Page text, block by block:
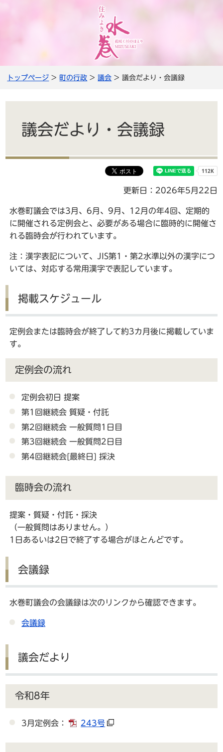
トップページ > 町の行政 >議会 > 議会だより・会議録
議会だより・会議録
更新日：2026年5月22日
水巻町議会では3月、6月、9月、12月の年4回、定期的
に開催される定例会と、必要がある場合に臨時的に開催さ
れる臨時会が行われています。
注：漢字表記について、JIS第1・第2水準以外の漢字につ
いては、対応する常用漢字で表記しています。
掲載スケジュール
定例会または臨時会が終了して約3カ月後に掲載していま
す。
定例会の流れ
定例会初日 提案
第1回継続会 質疑・付託
第2回継続会 一般質問1日目
第3回継続会 一般質問2日目
第4回継続会[最終日] 採決
臨時会の流れ
提案・質疑・付託・採決
（一般質問はありません。）
1日あるいは2日で終了する場合がほとんどです。
会議録
水巻町議会の会議録は次のリンクから確認できます。
会議録
議会だより
令和8年
3月定例会： 243号